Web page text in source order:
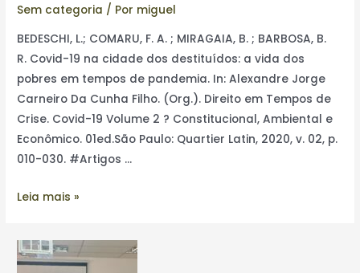
Sem categoria / Por miguel
BEDESCHI, L.; COMARU, F. A. ; MIRAGAIA, B. ; BARBOSA, B.
R. Covid-19 na cidade dos destituídos: a vida dos
pobres em tempos de pandemia. In: Alexandre Jorge
Carneiro Da Cunha Filho. (Org.). Direito em Tempos de
Crise. Covid-19 Volume 2 ? Constitucional, Ambiental e
Econômico. 01ed.São Paulo: Quartier Latin, 2020, v. 02, p.
010-030. #Artigos …
Leia mais »